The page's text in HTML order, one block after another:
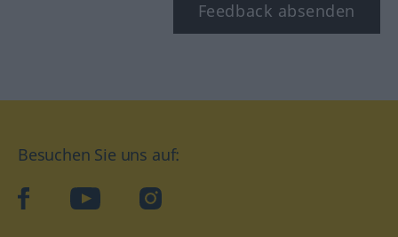
Feedback absenden
Besuchen Sie uns auf:
facebookYouTube Instagram